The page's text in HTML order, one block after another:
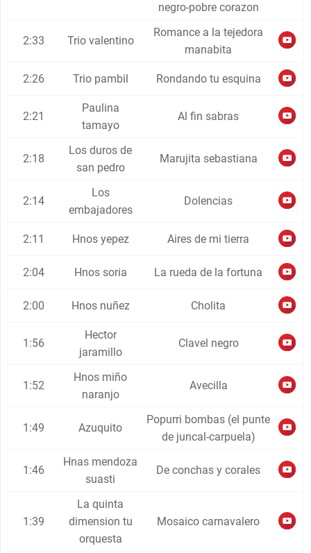
negro-pobre corazon
2:33 Trio valentino
Romance a la tejedora
manabita
2:26 Trio pambil Rondando tu esquina
2:21
Paulina
tamayo
Al fin sabras
2:18
Los duros de
san pedro
Marujita sebastiana
2:14
Los
embajadores
Dolencias
2:11 Hnos yepez Aires de mi tierra
2:04 Hnos soria La rueda de la fortuna
2:00 Hnos nuñez Cholita
1:56
Hector
jaramillo
Clavel negro
1:52
Hnos miño
naranjo
Avecilla
1:49 Azuquito
Popurri bombas (el punte
de juncal-carpuela)
1:46
Hnas mendoza
suasti
De conchas y corales
1:39
La quinta
dimension tu
orquesta
Mosaico carnavalero